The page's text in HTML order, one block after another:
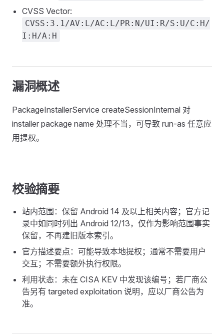
CVSS Vector:
CVSS:3.1/AV:L/AC:L/PR:N/UI:R/S:U/C:H/
I:H/A:H
漏洞概述
PackageInstallerService createSessionInternal 对
installer package name 处理不当，可导致 run-as 任意应
用提权。
校验摘要
站内范围：保留 Android 14 及以上相关内容；官方记
录中如同时列出 Android 12/13，仅作为影响范围事实
保留，不再建旧版本索引。
官方描述要点：可能导致本地提权；通常不需要用户
交互；不需要额外执行权限。
利用状态：未在 CISA KEV 中发现该编号；若厂商公
告另有 targeted exploitation 说明，应以厂商公告为
准。